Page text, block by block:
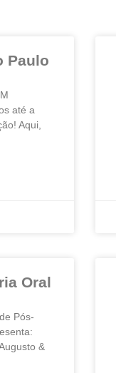
Paulo
até a
Aqui,
Oral
Pós-
&